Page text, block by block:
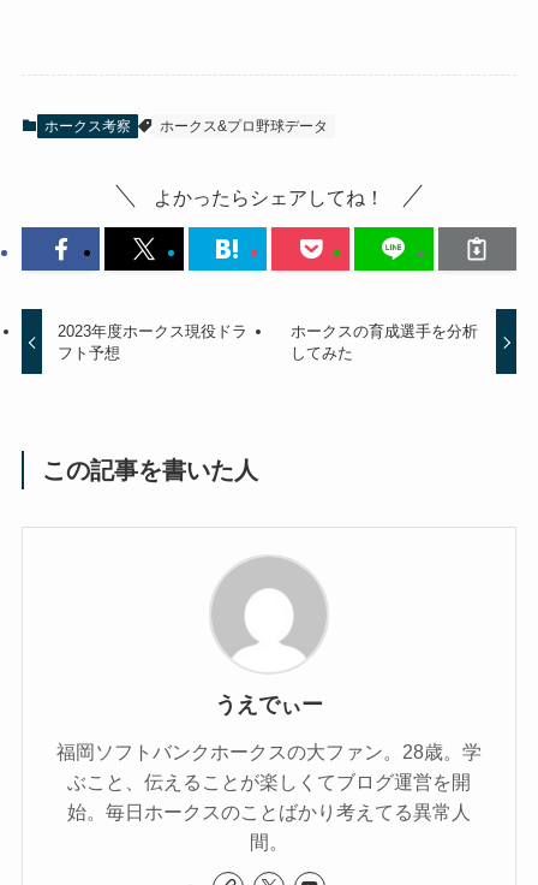
ホークス考察 ホークス&プロ野球データ
よかったらシェアしてね！
2023年度ホークス現役ドラ
フト予想
ホークスの育成選手を分析
してみた
この記事を書いた人
うえでぃー
福岡ソフトバンクホークスの大ファン。28歳。学
ぶこと、伝えることが楽しくてブログ運営を開
始。毎日ホークスのことばかり考えてる異常人
間。